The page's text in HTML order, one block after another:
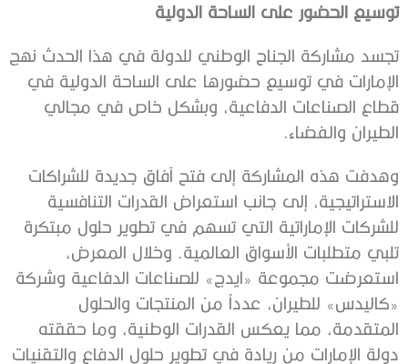
توسيع الحضور على الساحة الدولية
تجسد مشاركة الجناح الوطني للدولة في هذا الحدث نهج
الإمارات في توسيع حضورها على الساحة الدولية في
قطاع الصناعات الدفاعية، وبشكل خاص في مجالي
الطيران والفضاء.
وهدفت هذه المشاركة إلى فتح آفاق جديدة للشراكات
الاستراتيجية، إلى جانب استعراض القدرات التنافسية
للشركات الإماراتية التي تسهم في تطوير حلول مبتكرة
تلبي متطلبات الأسواق العالمية. وخلال المعرض،
استعرضت مجموعة «ايدج» للصناعات الدفاعية وشركة
«كاليدس» للطيران، عدداً من المنتجات والحلول
المتقدمة، مما يعكس القدرات الوطنية، وما حققته
دولة الإمارات من ريادة في تطوير حلول الدفاع والتقنيات